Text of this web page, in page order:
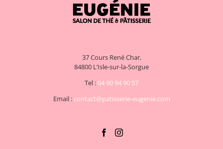
37 Cours René Char,
84800 L’Isle-sur-la-Sorgue
Tel :04 90 94 90 57
Email : contact@patisserie-eugenie.com